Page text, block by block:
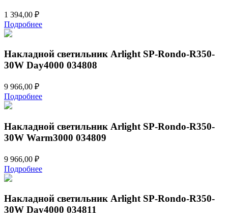
1 394,00 ₽
Подробнее
Накладной светильник Arlight SP-Rondo-R350-
30W Day4000 034808
9 966,00 ₽
Подробнее
Накладной светильник Arlight SP-Rondo-R350-
30W Warm3000 034809
9 966,00 ₽
Подробнее
Накладной светильник Arlight SP-Rondo-R350-
30W Day4000 034811